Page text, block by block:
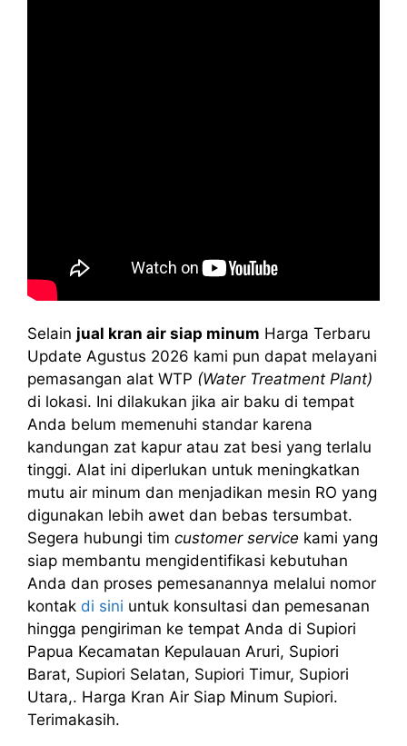
Selain jual kran air siap minum Harga Terbaru
Update Agustus 2026 kami pun dapat melayani
pemasangan alat WTP (Water Treatment Plant)
di lokasi. Ini dilakukan jika air baku di tempat
Anda belum memenuhi standar karena
kandungan zat kapur atau zat besi yang terlalu
tinggi. Alat ini diperlukan untuk meningkatkan
mutu air minum dan menjadikan mesin RO yang
digunakan lebih awet dan bebas tersumbat.
Segera hubungi tim customer service kami yang
siap membantu mengidentifikasi kebutuhan
Anda dan proses pemesanannya melalui nomor
kontak di sini untuk konsultasi dan pemesanan
hingga pengiriman ke tempat Anda di Supiori
Papua Kecamatan Kepulauan Aruri, Supiori
Barat, Supiori Selatan, Supiori Timur, Supiori
Utara,. Harga Kran Air Siap Minum Supiori.
Terimakasih.